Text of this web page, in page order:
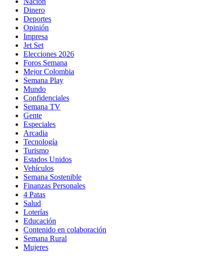
Dinero
Deportes
Opinión
Impresa
Jet Set
Elecciones 2026
Foros Semana
Mejor Colombia
Semana Play
Mundo
Confidenciales
Semana TV
Gente
Especiales
Arcadia
Tecnología
Turismo
Estados Unidos
Vehículos
Semana Sostenible
Finanzas Personales
4 Patas
Salud
Loterías
Educación
Contenido en colaboración
Semana Rural
Mujeres